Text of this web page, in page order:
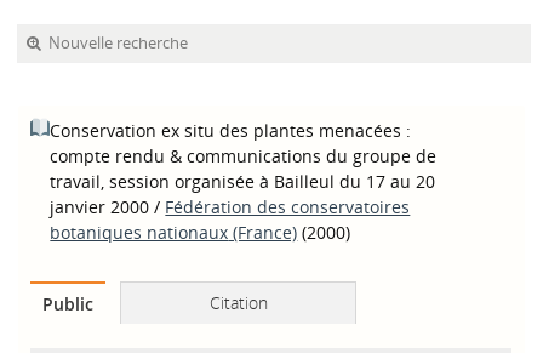
Nouvelle recherche
Conservation ex situ des plantes menacées :
compte rendu & communications du groupe de
travail, session organisée à Bailleul du 17 au 20
janvier 2000 / Fédération des conservatoires
botaniques nationaux‏ (France) (2000)
Public Citation